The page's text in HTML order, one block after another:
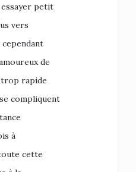
essayer petit
vers
de
trop rapide
compliquent
à
cette